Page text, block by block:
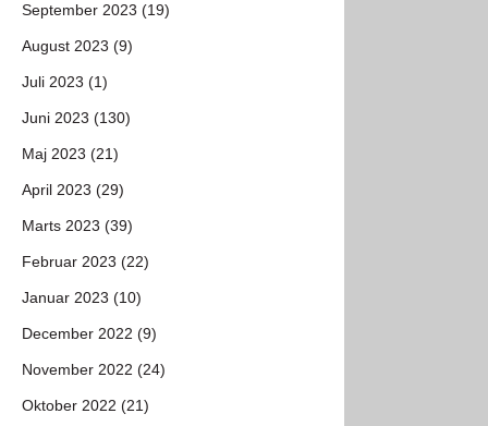
September 2023 (19)
August 2023 (9)
Juli 2023 (1)
Juni 2023 (130)
Maj 2023 (21)
April 2023 (29)
Marts 2023 (39)
Februar 2023 (22)
Januar 2023 (10)
December 2022 (9)
November 2022 (24)
Oktober 2022 (21)